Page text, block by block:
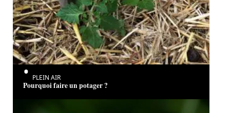
PLEIN AIR
Pourquoi faire un potager ?